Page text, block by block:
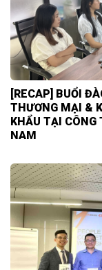
[RECAP] BUỔI
THƯƠNG MẠI &
KHẨU TẠI
NAM